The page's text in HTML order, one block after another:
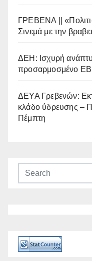
ΓΡΕΒΕΝΑ ||
Σινεμά με την
ΔΕΗ: Ισχυρή
προσαρμοσμένο
ΔΕΥΑ Γρεβενών:
κλάδο ύδρευσης –
Πέμπτη